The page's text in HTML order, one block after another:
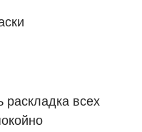
раскладка всех